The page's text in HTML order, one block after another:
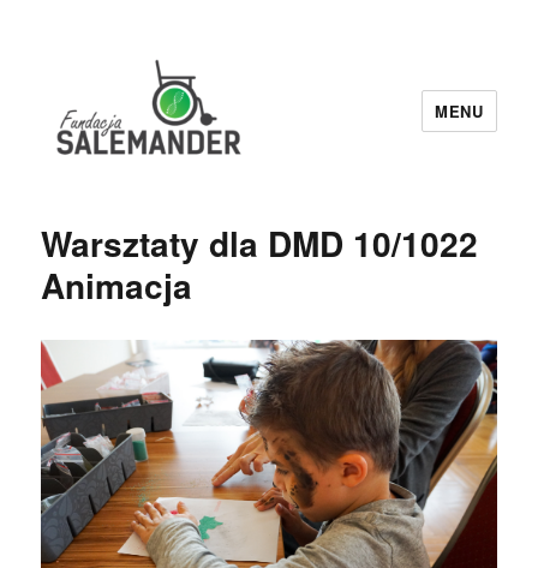
MENU
Warsztaty dla DMD 10/1022
Animacja